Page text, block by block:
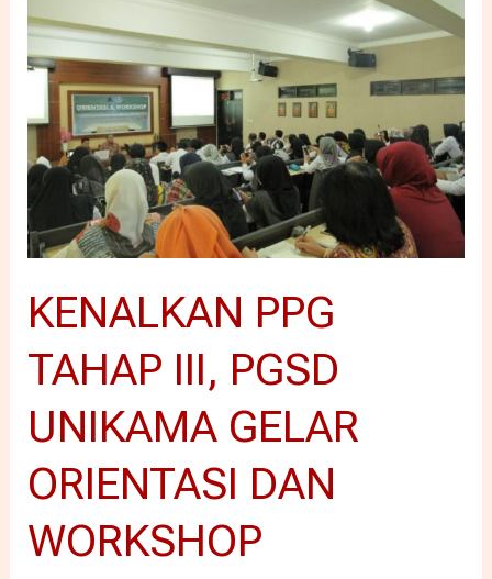
KENALKAN PPG
TAHAP III, PGSD
UNIKAMA GELAR
ORIENTASI DAN
WORKSHOP
PPG
TAHAP
III,
PGSD
UNIKAMA
GELAR
ORIENTASI
DAN